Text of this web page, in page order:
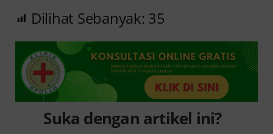
Dilihat Sebanyak: 35
Suka dengan artikel ini?